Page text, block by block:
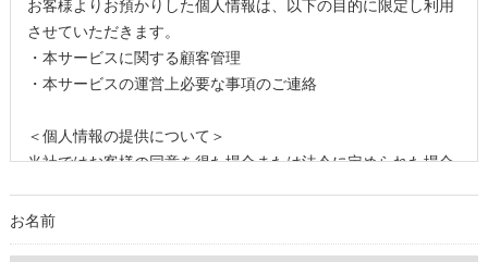
させていただきます。
・本サービスに関する顧客管理
・本サービスの運営上必要な事項のご連絡
＜個人情報の提供について＞
当社ではお客様の同意を得た場合または法令に定められた場合
取得した個人情報を第三者に提供することはいたしません。
お名前